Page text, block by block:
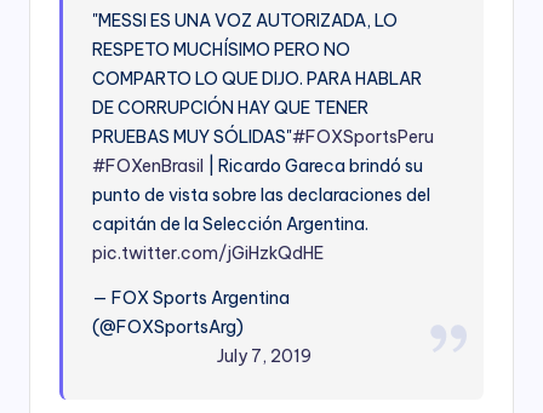
"MESSI ES UNA VOZ AUTORIZADA, LO
RESPETO MUCHÍSIMO PERO NO
COMPARTO LO QUE DIJO. PARA HABLAR
DE CORRUPCIÓN HAY QUE TENER
PRUEBAS MUY SÓLIDAS"#FOXSportsPeru
#FOXenBrasil | Ricardo Gareca brindó su
punto de vista sobre las declaraciones del
capitán de la Selección Argentina.
pic.twitter.com/jGiHzkQdHE
— FOX Sports Argentina
(@FOXSportsArg)
July 7, 2019